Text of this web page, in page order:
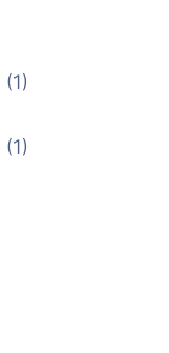
(1)
(1)